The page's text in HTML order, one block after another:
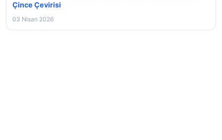
Çince Çevirisi
03 Nisan 2026